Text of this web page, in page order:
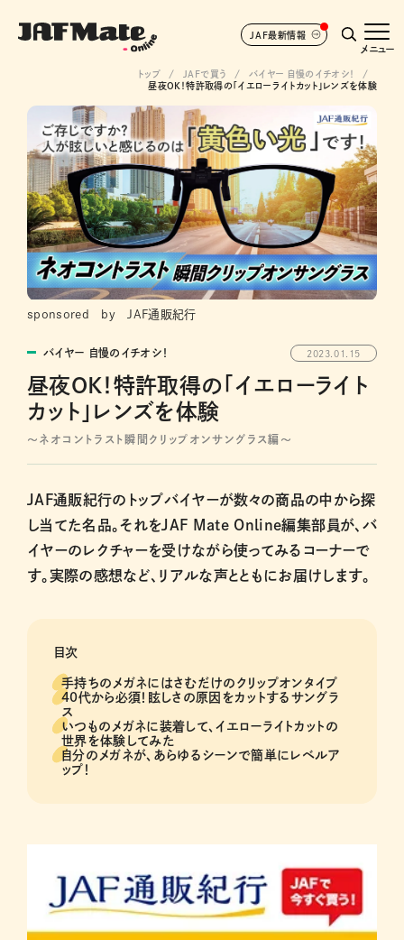
JAF最新情報
メニュー
トップ JAFで買う
バイヤー 自慢のイチオシ！
昼夜OK！特許取得の「イエローライトカット」レンズを体験
sponsored by JAF通販紀行
バイヤー 自慢のイチオシ！ 2023.01.15
昼夜OK！特許取得の「イエローライト
カット」レンズを体験
～ネオコントラスト瞬間クリップオンサングラス編～
JAF通販紀行のトップバイヤーが数々の商品の中から探
し当てた名品。それをJAF Mate Online編集部員が、バ
イヤーのレクチャーを受けながら使ってみるコーナーで
す。実際の感想など、リアルな声とともにお届けします。
目次
手持ちのメガネにはさむだけのクリップオンタイプ
40代から必須！眩しさの原因をカットするサングラ
ス
いつものメガネに装着して、イエローライトカットの
世界を体験してみた
自分のメガネが、あらゆるシーンで簡単にレベルア
ップ！